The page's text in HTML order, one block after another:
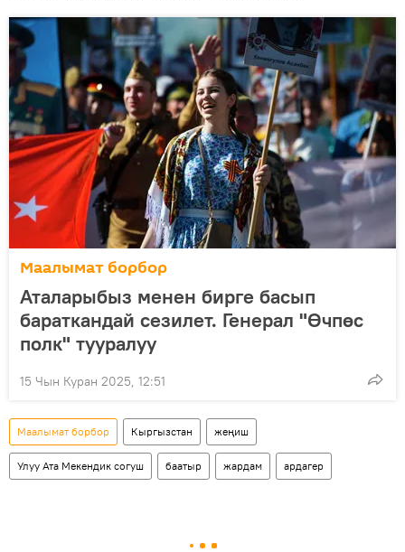
Маалымат борбор
Аталарыбыз менен бирге басып
бараткандай сезилет. Генерал "Өчпөс
полк" тууралуу
15 Чын Куран 2025, 12:51
Маалымат борбор Кыргызстан жеңиш
Улуу Ата Мекендик согуш баатыр жардам ардагер